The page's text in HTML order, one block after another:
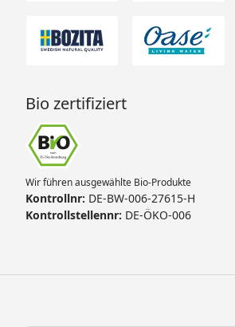
Bio zertifiziert
Wir führen ausgewählte Bio-Produkte
Kontrollnr: DE-BW-006-27615-H
Kontrollstellennr: DE-ÖKO-006